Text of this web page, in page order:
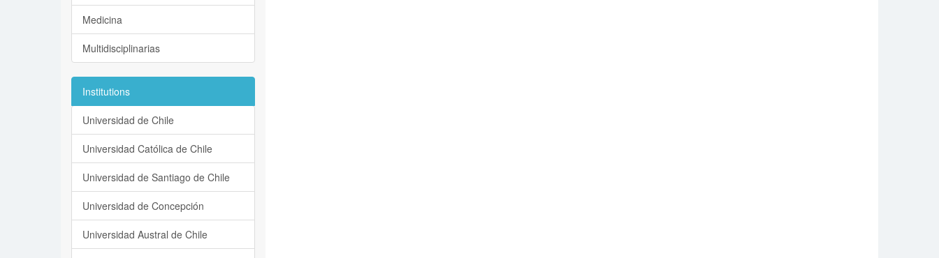
Medicina
Multidisciplinarias
Institutions
Universidad de Chile
Universidad Católica de Chile
Universidad de Santiago de Chile
Universidad de Concepción
Universidad Austral de Chile